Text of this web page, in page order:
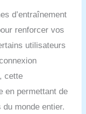
plus de
problème
Grâce au
avec
en
leur
d’entraînement
renforcer vos
utilisateurs
cette
en permettant de
monde entier.